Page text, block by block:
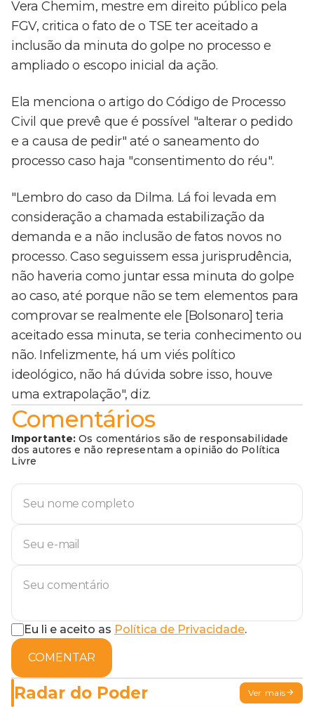
Vera Chemim, mestre em direito público pela
FGV, critica o fato de o TSE ter aceitado a
inclusão da minuta do golpe no processo e
ampliado o escopo inicial da ação.
Ela menciona o artigo do Código de Processo
Civil que prevê que é possível "alterar o pedido
e a causa de pedir" até o saneamento do
processo caso haja "consentimento do réu".
"Lembro do caso da Dilma. Lá foi levada em
consideração a chamada estabilização da
demanda e a não inclusão de fatos novos no
processo. Caso seguissem essa jurisprudência,
não haveria como juntar essa minuta do golpe
ao caso, até porque não se tem elementos para
comprovar se realmente ele [Bolsonaro] teria
aceitado essa minuta, se teria conhecimento ou
não. Infelizmente, há um viés político
ideológico, não há dúvida sobre isso, houve
uma extrapolação", diz.
Comentários
Importante: Os comentários são de responsabilidade
dos autores e não representam a opinião do Política
Livre
Eu li e aceito as Política de Privacidade.
COMENTAR
Radar do Poder Ver mais